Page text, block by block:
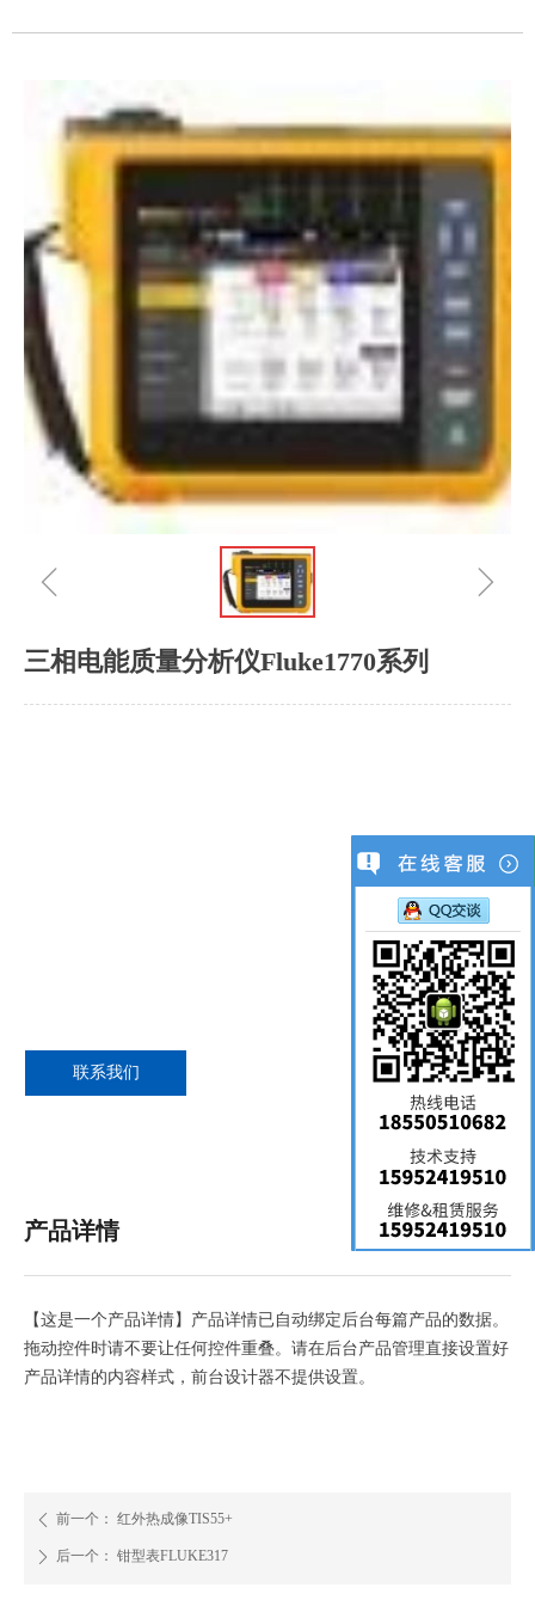
ꁆ ꁇ
三相电能质量分析仪Fluke1770系列
联系我们
【这是一个产品详情】产品详情已自动绑定后台每篇产品的数据。
拖动控件时请不要让任何控件重叠。请在后台产品管理直接设置好
产品详情的内容样式，前台设计器不提供设置。
产品详情
ꄴ 前一个： 红外热成像TIS55+
ꄲ 后一个： 钳型表FLUKE317